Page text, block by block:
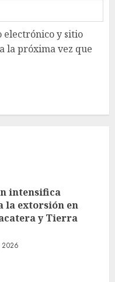
electrónico y sitio
la próxima vez que
intensifica
la extorsión en
y Tierra
2026